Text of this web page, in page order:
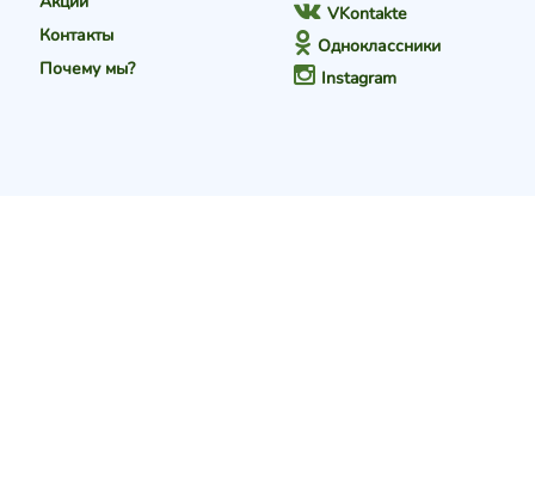
Контакты
Почему мы?
VKontakte
Одноклассники
Instagram